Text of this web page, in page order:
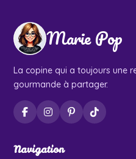
Marie Pop
La copine qui a toujours une
gourmande à partager.
Navigation